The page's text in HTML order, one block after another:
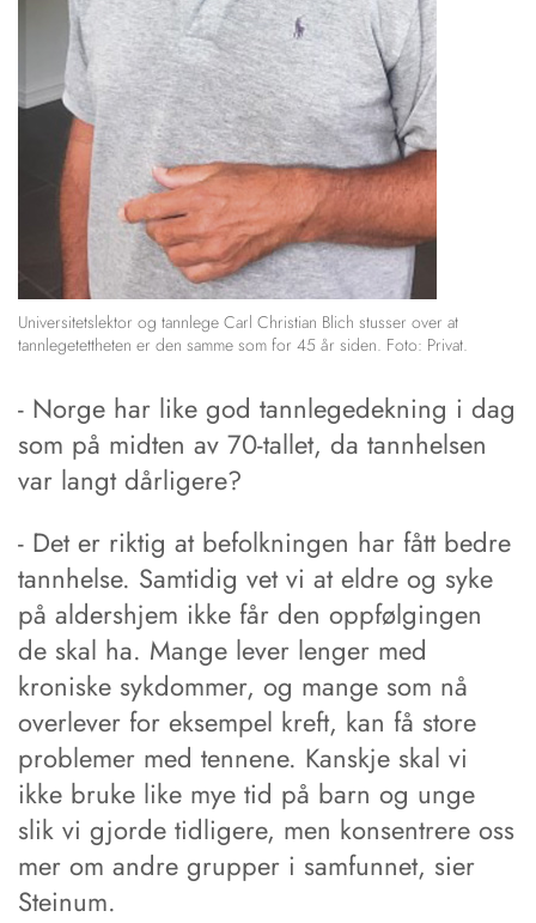
Universitetslektor og tannlege Carl Christian Blich stusser over at
tannlegetettheten er den samme som for 45 år siden. Foto: Privat.
- Norge har like god tannlegedekning i dag
som på midten av 70-tallet, da tannhelsen
var langt dårligere?
- Det er riktig at befolkningen har fått bedre
tannhelse. Samtidig vet vi at eldre og syke
på aldershjem ikke får den oppfølgingen
de skal ha. Mange lever lenger med
kroniske sykdommer, og mange som nå
overlever for eksempel kreft, kan få store
problemer med tennene. Kanskje skal vi
ikke bruke like mye tid på barn og unge
slik vi gjorde tidligere, men konsentrere oss
mer om andre grupper i samfunnet, sier
Steinum.